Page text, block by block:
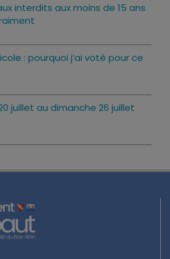
interdits aux moins de 15 ans
: pourquoi j’ai voté pour ce
juillet au dimanche 26 juillet